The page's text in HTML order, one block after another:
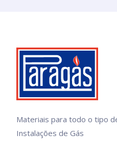
Materiais para todo o tipo
Instalações de Gás